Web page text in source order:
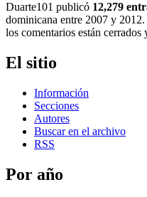
Duarte101 publicó 12,279
dominicana entre 2007 y
los comentarios están
El sitio
Información
Secciones
Autores
Buscar en el archivo
RSS
Por año